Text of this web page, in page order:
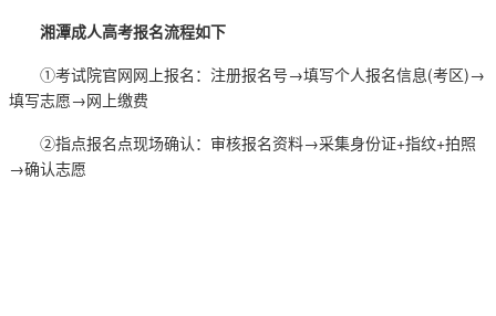
湘潭成人高考报名流程如下
①考试院官网网上报名：注册报名号→填写个人报名信息(考区)→
填写志愿→网上缴费
②指点报名点现场确认：审核报名资料→采集身份证+指纹+拍照
→确认志愿